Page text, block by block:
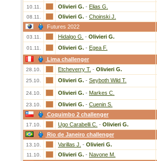
10.11. Olivieri G. - Elias G.
08.11. Olivieri G. - Choinski J.
Futures 2022
03.11. Hidalgo G. - Olivieri G.
01.11. Olivieri G. - Egea F.
Lima challenger
28.10. Etcheverry T. - Olivieri G.
25.10. Olivieri G. - Seyboth Wild T.
24.10. Olivieri G. - Markes C.
23.10. Olivieri G. - Cuenin S.
Coquimbo 2 challenger
17.10. Ugo Carabelli C. - Olivieri G.
Rio de Janeiro challenger
13.10. Varillas J. - Olivieri G.
11.10. Olivieri G. - Navone M.